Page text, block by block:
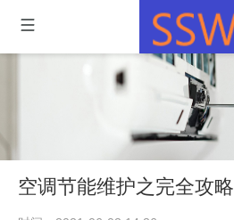
空调节能维护之完全攻略